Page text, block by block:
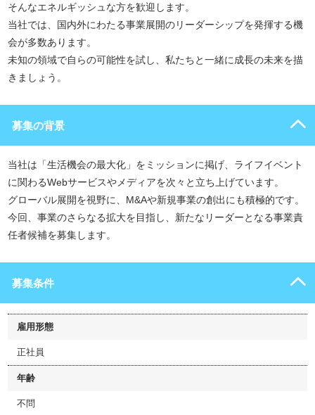
そんなエネルギッシュな方を歓迎します。
当社では、国内外にわたる事業展開のリーダーシップを発揮する機
会が多数あります。
未知の領域で自らの可能性を試し、私たちと一緒に成長の未来を描
きましょう。
募集の背景
当社は「生活機会の最大化」をミッションに掲げ、ライフイベント
に関わるWebサービスやメディアを次々と立ち上げています。
グローバル展開を視野に、M&Aや新規事業の創出にも積極的です。
今回、事業のさらなる拡大を目指し、新たなリーダーとなる事業責
任者候補を募集します。
募集条件
雇用形態
正社員
年齢
不問